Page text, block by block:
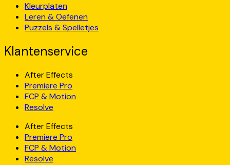
Kleurplaten
Leren & Oefenen
Puzzels & Spelletjes
Klantenservice
After Effects
Premiere Pro
FCP & Motion
Resolve
After Effects
Premiere Pro
FCP & Motion
Resolve